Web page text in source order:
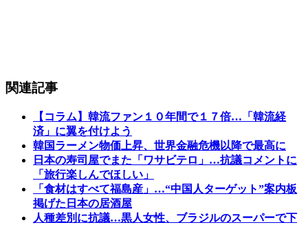
関連記事
【コラム】韓流ファン１０年間で１７倍…「韓流経
済」に翼を付けよう
韓国ラーメン物価上昇、世界金融危機以降で最高に
日本の寿司屋でまた「ワサビテロ」…抗議コメントに
「旅行楽しんでほしい」
「食材はすべて福島産」…“中国人ターゲット”案内板
掲げた日本の居酒屋
人種差別に抗議…黒人女性、ブラジルのスーパーで下